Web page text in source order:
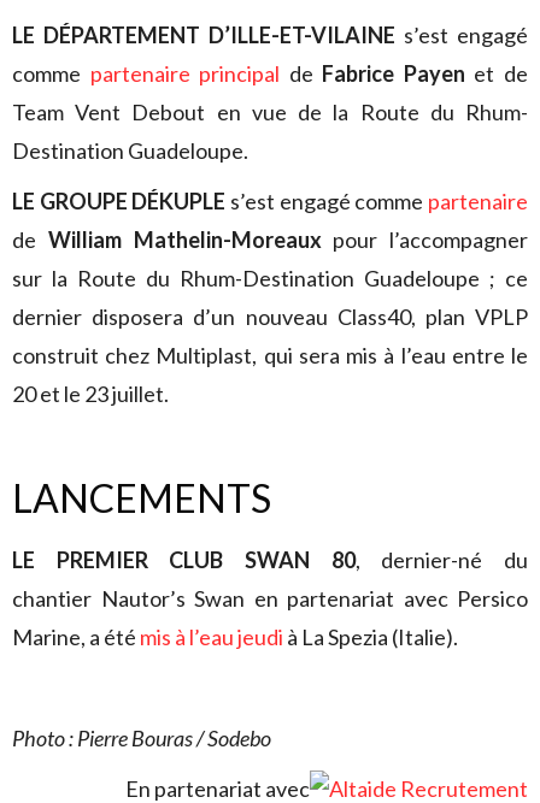
LE DÉPARTEMENT D’ILLE-ET-VILAINE s’est engagé
comme partenaire principal de Fabrice Payen et de
Team Vent Debout en vue de la Route du Rhum-
Destination Guadeloupe.
LE GROUPE DÉKUPLE s’est engagé comme partenaire
de William Mathelin-Moreauxpour l’accompagner
sur la Route du Rhum-Destination Guadeloupe ; ce
dernier disposera d’un nouveau Class40, plan VPLP
construit chez Multiplast, qui sera mis à l’eau entre le
20 et le 23 juillet.
LANCEMENTS
LE PREMIER CLUB SWAN 80, dernier-né du
chantier Nautor’s Swan en partenariat avec Persico
Marine, a été mis à l’eau jeudi à La Spezia (Italie).
Photo : Pierre Bouras / Sodebo
En partenariat avec